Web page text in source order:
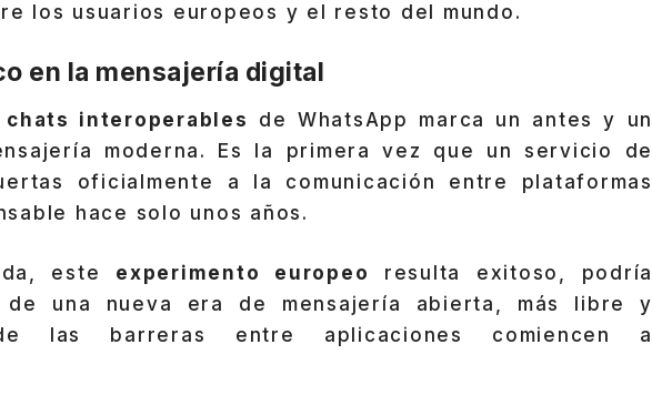
los usuarios europeos y el resto del mundo.
en la mensajería digital
chats interoperables
de WhatsApp marca un antes y un
moderna. Es la primera vez que un servicio de
oficialmente a la comunicación entre plataformas
hace solo unos años.
este experimento europeo
resulta exitoso, podría
una nueva era de mensajería abierta, más libre y
las barreras entre aplicaciones comiencen a